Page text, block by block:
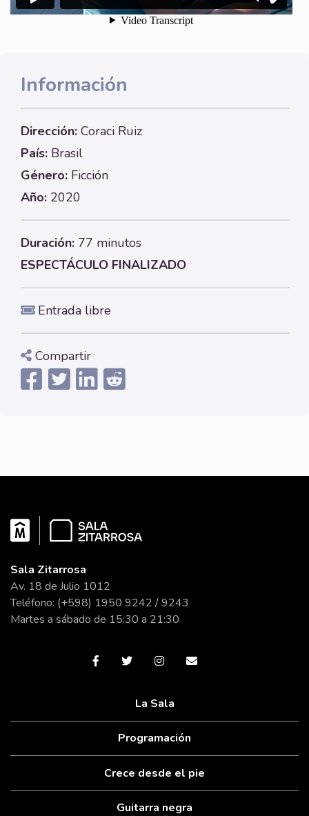
Información
Dirección: Coraci Ruiz
País: Brasil
Género: Ficción
Año: 2020
Duración: 77 minutos
ESPECTÁCULO FINALIZADO
Entrada libre
Compartir
Sala Zitarrosa
Av. 18 de Julio 1012
Teléfono: (+598) 1950 9242 / 9243
Martes a sábado de 15:30 a 21:30
La Sala
Programación
Crece desde el pie
Guitarra negra